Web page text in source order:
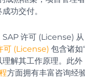
功交付。
SAP 许可 (License)
可 (License) 包含诸如
解其工作原理。此
方面拥有丰富咨询经